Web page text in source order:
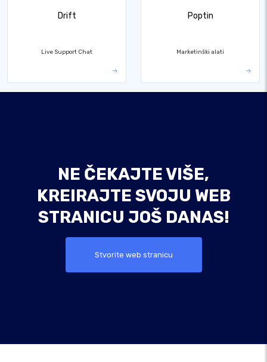
Drift
Live Support Chat
Poptin
Marketinški alati
NE ČEKAJTE VIŠE,
KREIRAJTE SVOJU WEB
STRANICU JOŠ DANAS!
Stvorite web stranicu